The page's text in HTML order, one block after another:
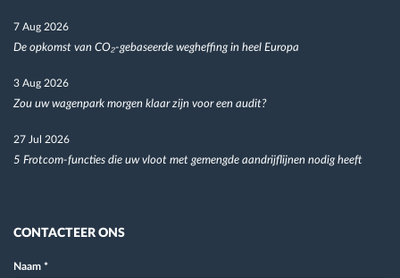
7 Aug 2026
De opkomst van CO₂-gebaseerde wegheffing in heel Europa
3 Aug 2026
Zou uw wagenpark morgen klaar zijn voor een audit?
27 Jul 2026
5 Frotcom-functies die uw vloot met gemengde aandrijflijnen nodig heeft
CONTACTEER ONS
Naam *